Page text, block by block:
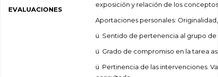
EVALUACIONES
exposición y relación de los
Aportaciones personales:
ü Sentido de pertenencia al grupo
ü Grado de compromiso en la tarea
ü Pertinencia de las intervenciones.